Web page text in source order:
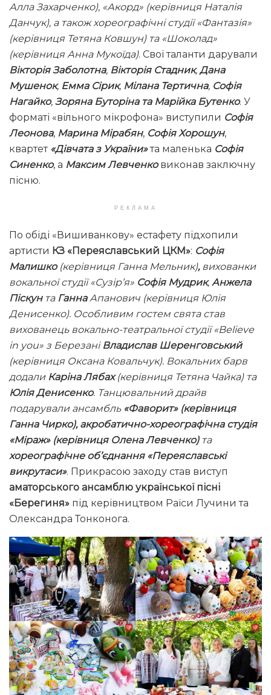
Алла Захарченко), «Акорд» (керівниця Наталія
Данчук), а також хореографічні студії «Фантазія»
(керівниця Тетяна Ковшун) та «Шоколад»
(керівниця Анна Мукоїда). Свої таланти дарували
Вікторія Заболотна, Вікторія Стадник, Дана
Мушенок, Емма Сірик, Мілана Тертична, Софія
Нагайко, Зоряна Буторіна та Марійка Бутенко. У
форматі «вільного мікрофона» виступили Софія
Леонова, Марина Мірабян, Софія Хорошун,
квартет «Дівчата з України»та маленька Софія
Синенко, а Максим Левченковиконав заключну
пісню.
РЕКЛАМА
По обіді «Вишиванкову» естафету підхопили
артисти КЗ «Переяславський ЦКМ»: Софія
Малишко (керівниця Ганна Мельник), вихованки
вокальної студії «Сузір’я» Софія Мудрик, Анжела
Піскун таГаннаАпанович (керівниця Юлія
Денисенко). Особливим гостем свята став
вихованець вокально-театральної студії «Believe
in you» з Березані Владислав Шеренговський
(керівниця Оксана Ковальчук). Вокальних барв
додали Каріна Лябах(керівниця Тетяна Чайка) та
Юлія Денисенко. Танцювальний драйв
подарували ансамбль «Фаворит» (керівниця
Ганна Чирко), акробатично-хореографічна студія
«Міраж» (керівниця Олена Левченко)та
хореографічне об’єднання «Переяславські
викрутаси». Прикрасою заходу став виступ
аматорського ансамблю української пісні
«Берегиня» під керівництвом Раїси Лучини та
Олександра Тонконога.